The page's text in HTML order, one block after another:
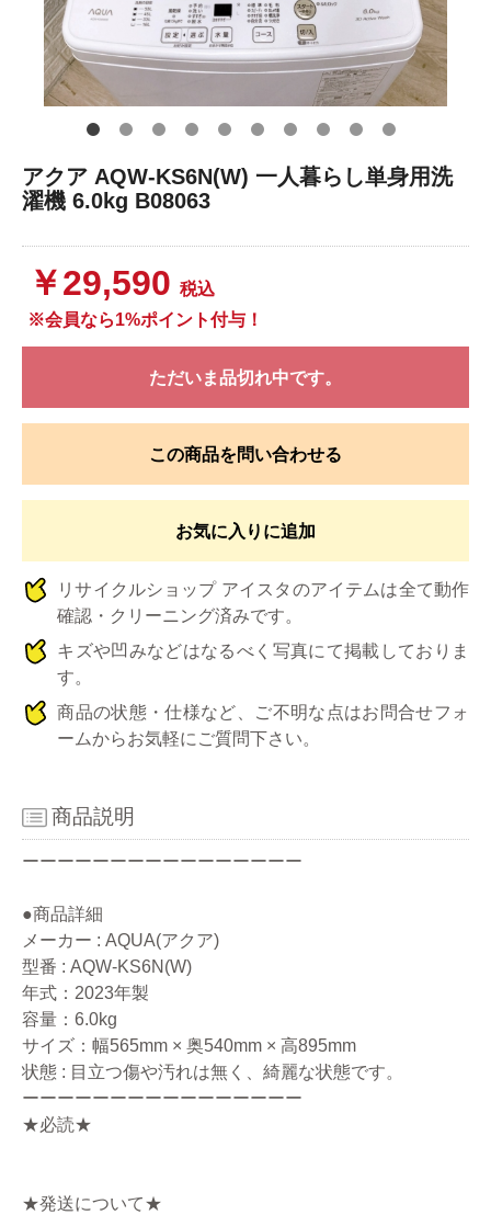
アクア AQW-KS6N(W) 一人暮らし単身用洗
濯機 6.0kg B08063
￥29,590 税込
※会員なら1%ポイント付与！
ただいま品切れ中です。
この商品を問い合わせる
お気に入りに追加
リサイクルショップ アイスタのアイテムは全て動作
確認・クリーニング済みです。
キズや凹みなどはなるべく写真にて掲載しておりま
す。
商品の状態・仕様など、ご不明な点はお問合せフォ
ームからお気軽にご質問下さい。
商品説明
ーーーーーーーーーーーーーーーー
●商品詳細
メーカー : AQUA(アクア)
型番 : AQW-KS6N(W)
年式：2023年製
容量：6.0kg
サイズ：幅565mm × 奥540mm × 高895mm
状態 : 目立つ傷や汚れは無く、綺麗な状態です。
ーーーーーーーーーーーーーーーー
★必読★
★発送について★